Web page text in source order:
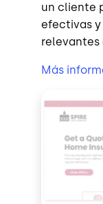
un cliente
efectivas
Más
Image